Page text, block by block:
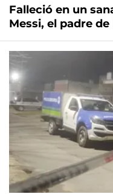
Falleció en un
Messi, el padre